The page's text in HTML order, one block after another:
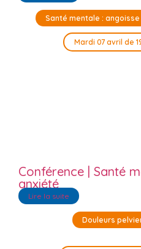
Santé mentale :
Mardi 07 avril de
Conférence | Santé
anxiété
Lire la suite
Douleurs